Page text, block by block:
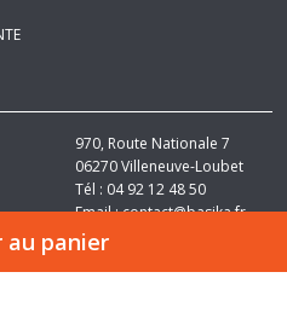
au panier
06270Villeneuve-Loubet
Tél : 04 92 12 48 50
Email :contact@basika.fr